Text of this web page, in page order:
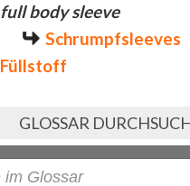
full body sleeve
Schrumpfsleeves
Füllstoff
GLOSSAR